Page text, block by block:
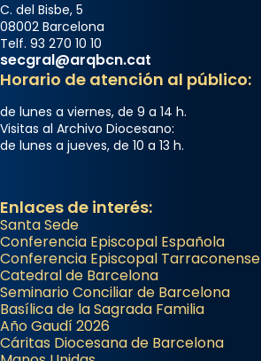
C. del Bisbe, 5
08002 Barcelona
Telf. 93 270 10 10
secgral@arqbcn.cat
Horario de atención al público:
de lunes a viernes, de 9 a 14 h.
Visitas al Archivo Diocesano:
de lunes a jueves, de 10 a 13 h.
Enlaces de interés:
Santa Sede
Conferencia Episcopal Española
Conferencia Episcopal Tarraconense
Catedral de Barcelona
Seminario Conciliar de Barcelona
Basílica de la Sagrada Familia
Año Gaudí 2026
Cáritas Diocesana de Barcelona